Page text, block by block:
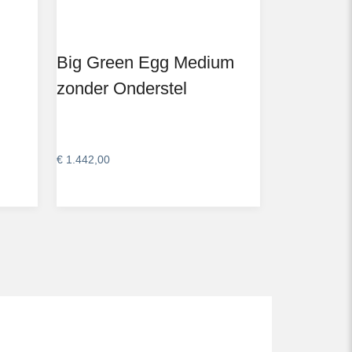
Big Green Egg Medium
zonder Onderstel
€1.442,00